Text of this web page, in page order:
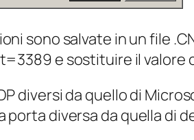
sono salvate in un file
e sostituire il valore
diversi da quello di
porta diversa da quella di